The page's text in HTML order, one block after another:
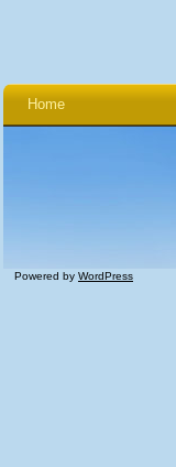
Home
Powered by WordPress